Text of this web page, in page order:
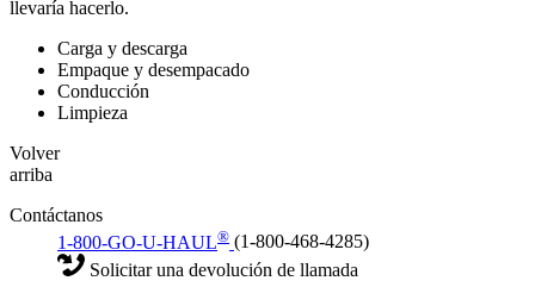
llevaría hacerlo.
Carga y descarga
Empaque y desempacado
Conducción
Limpieza
Volver
arriba
Contáctanos
1-800-GO-U-HAUL® (1-800-468-4285)
Solicitar una devolución de llamada